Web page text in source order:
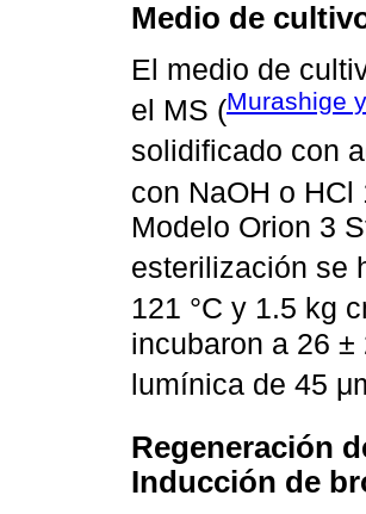
Medio de
El medio de
el MS (Murashige
solidificado con
con NaOH o
Modelo Orion 3
esterilización se
121 °C y 1.5 kg
incubaron a 26 ±
lumínica de 45
Regeneración
Inducción de